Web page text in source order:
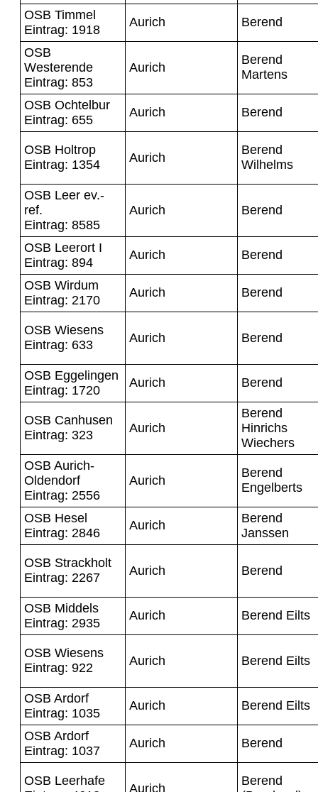
OSB Timmel
Eintrag: 1918
Aurich Berend
OSB
Westerende
Eintrag: 853
Aurich
Berend
Martens
OSB Ochtelbur
Eintrag: 655
Aurich Berend
OSB Holtrop
Eintrag: 1354
Aurich
Berend
Wilhelms
OSB Leer ev.-
ref.
Eintrag: 8585
Aurich Berend
OSB Leerort I
Eintrag: 894
Aurich Berend
OSB Wirdum
Eintrag: 2170
Aurich Berend
OSB Wiesens
Eintrag: 633
Aurich Berend
OSB Eggelingen
Eintrag: 1720
Aurich Berend
OSB Canhusen
Eintrag: 323
Aurich
Berend
Hinrichs
Wiechers
OSB Aurich-
Oldendorf
Eintrag: 2556
Aurich
Berend
Engelberts
OSB Hesel
Eintrag: 2846
Aurich
Berend
Janssen
OSB Strackholt
Eintrag: 2267
Aurich Berend
OSB Middels
Eintrag: 2935
Aurich Berend Eilts
OSB Wiesens
Eintrag: 922
Aurich Berend Eilts
OSB Ardorf
Eintrag: 1035
Aurich Berend Eilts
OSB Ardorf
Eintrag: 1037
Aurich Berend
OSB Leerhafe
Aurich
Berend